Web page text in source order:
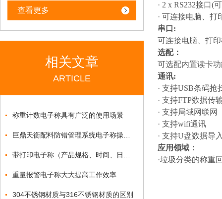
查看更多
相关文章
ARTICLE
称重计数电子称具有广泛的使用场景
重量报警电子称大大提高工作效率
304不锈钢材质与316不锈钢材质的区别
· 2 x RS232接口(
· 可连接电脑、打
串口 :
可连接电脑、打
选配：
可选配内置读卡
通讯:
· 支持USB条码抢
· 支持FTP数据传
· 支持局域网联网
· 支持wifi通讯
· 支持U盘数据导
应用领域：
·垃圾分类的称重